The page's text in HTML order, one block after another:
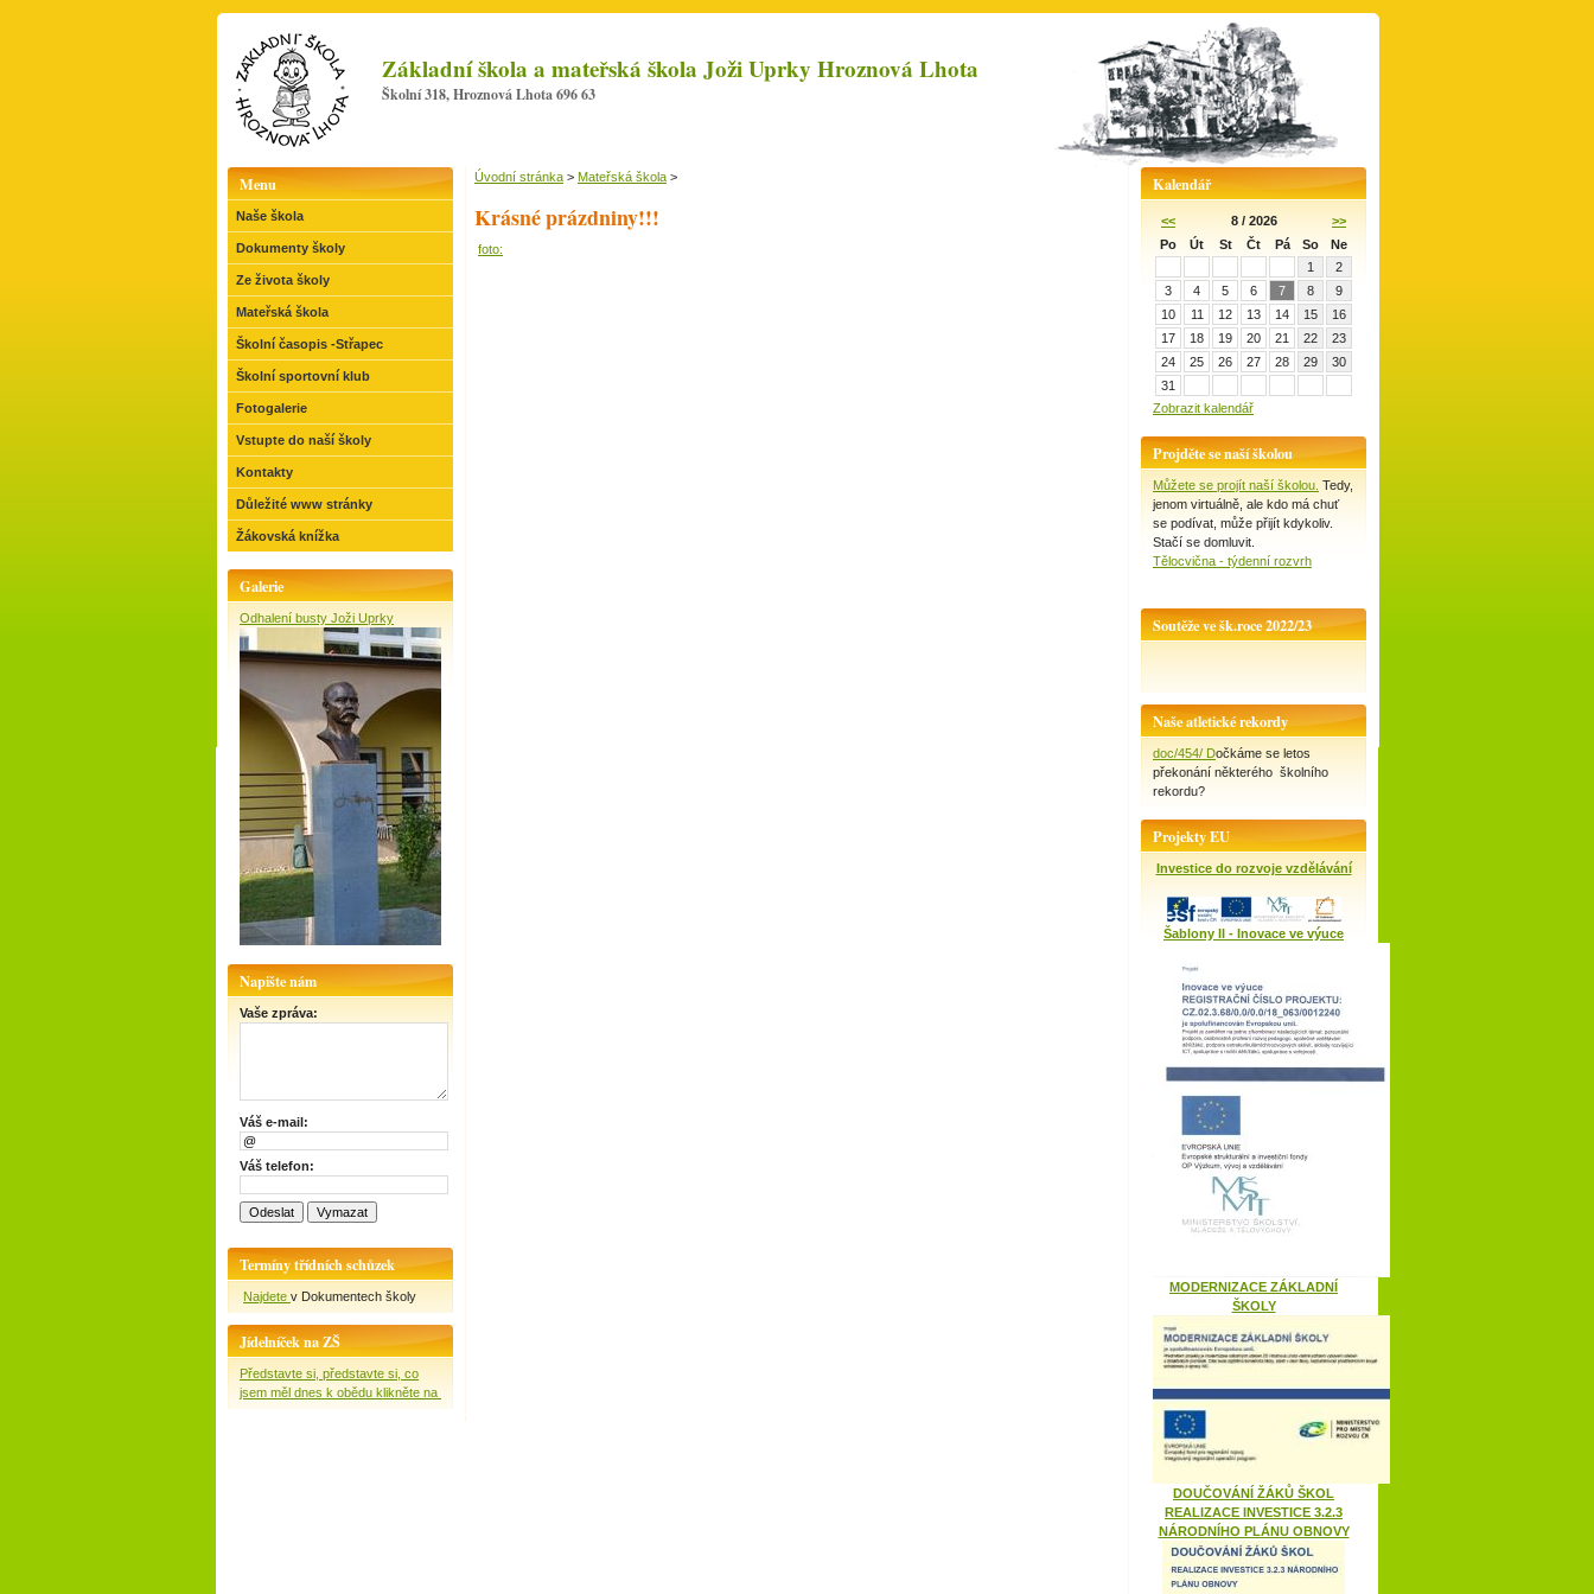
Základní škola a mateřská škola Joži Uprky Hroznová Lhota
Školní 318, Hroznová Lhota 696 63
Kalendář
<< 8 / 2026
>>
Po
Út St Čt Pá So
Ne
1
2
3
4 5 6 7 8
9
10
11 12 13 14 15
16
17
18 19 20 21 22
23
24
25 26 27 28 29
30
31
Zobrazit kalendář
Projděte se naší školou
Můžete se projít naší školou. Tedy,
jenom virtuálně, ale kdo má chuť
se podívat, může přijít kdykoliv.
Stačí se domluvit.
Tělocvična - týdenní rozvrh
Soutěže ve šk.roce 2022/23
Naše atletické rekordy
doc/454/ Dočkáme se letos
překonání některého školního
rekordu?
Projekty EU
Investice do rozvoje vzdělávání
Šablony II - Inovace ve výuce
MODERNIZACE ZÁKLADNÍ
ŠKOLY
DOUČOVÁNÍ ŽÁKŮ ŠKOL
REALIZACE INVESTICE 3.2.3
NÁRODNÍHO PLÁNU OBNOVY
Menu
Naše škola
Dokumenty školy
Ze života školy
Mateřská škola
Školní časopis -Střapec
Školní sportovní klub
Fotogalerie
Vstupte do naší školy
Kontakty
Důležité www stránky
Žákovská knížka
Galerie
Odhalení busty Joži Uprky
Napište nám
Vaše zpráva:
Váš e-mail:
Váš telefon:
Termíny třídních schůzek
Najdete v Dokumentech školy
Jídelníček na ZŠ
Představte si, představte si, co
jsem měl dnes k obědu klikněte na
Úvodní stránka > Mateřská škola >
Krásné prázdniny!!!
foto: